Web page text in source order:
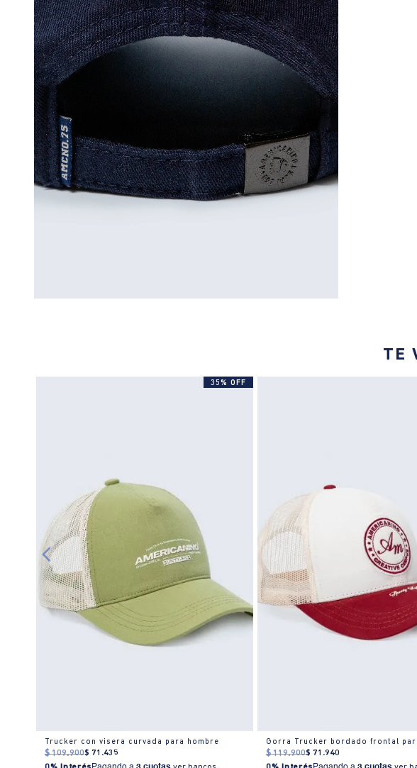
TE
35% OFF
Trucker con visera curvada para hombre
$ 109.900$ 71 .435
Gorra Trucker bordado frontal
$ 119.900$ 71 .940